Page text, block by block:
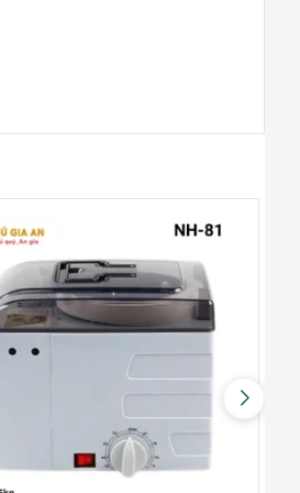
0948020788 Xem bản đồ
THỦ DẦU MỘT – BÌNH DƯƠNG
Đại lộ Bình Dương, Phường Phú
Cường
Xem bản đồ
TP. ĐÀ NẴNG
Hùng Vương, Quận Hải Châu, TP.